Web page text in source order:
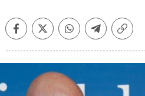
FacebookTwitterWhatsappTelegramCopiar